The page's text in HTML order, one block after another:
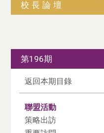
校長論壇
第196期
返回本期目錄
聯盟活動
策略出訪